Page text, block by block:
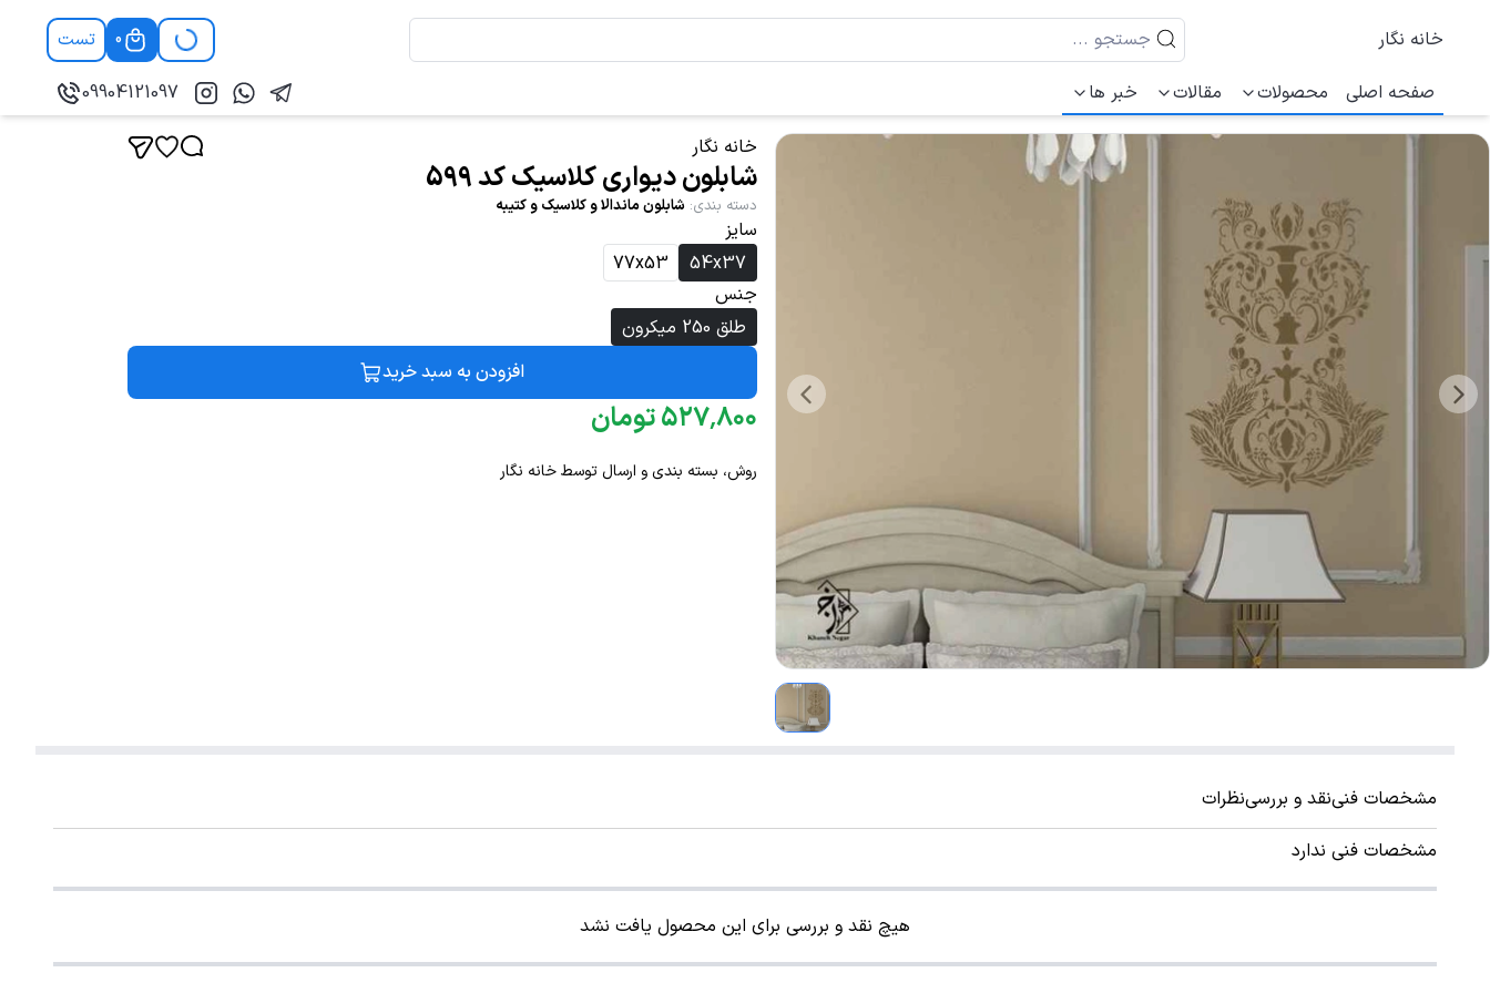
خانه نگار 0
تست
صفحه اصلی
محصولات مقالات خبر ها 09904121097
خانه نگار
شابلون دیواری کلاسیک کد 599
دسته بندی: شابلون ماندالا و کلاسیک و کتیبه
سایز
54x37
77x53
جنس
طلق 250 میکرون
افزودن به سبد خرید
۵۲۷٬۸۰۰ تومان
روش، بسته بندی و ارسال توسط خانه نگار
مشخصات فنینقد و بررسینظرات
مشخصات فنی ندارد
هیچ نقد و بررسی برای این محصول یافت نشد